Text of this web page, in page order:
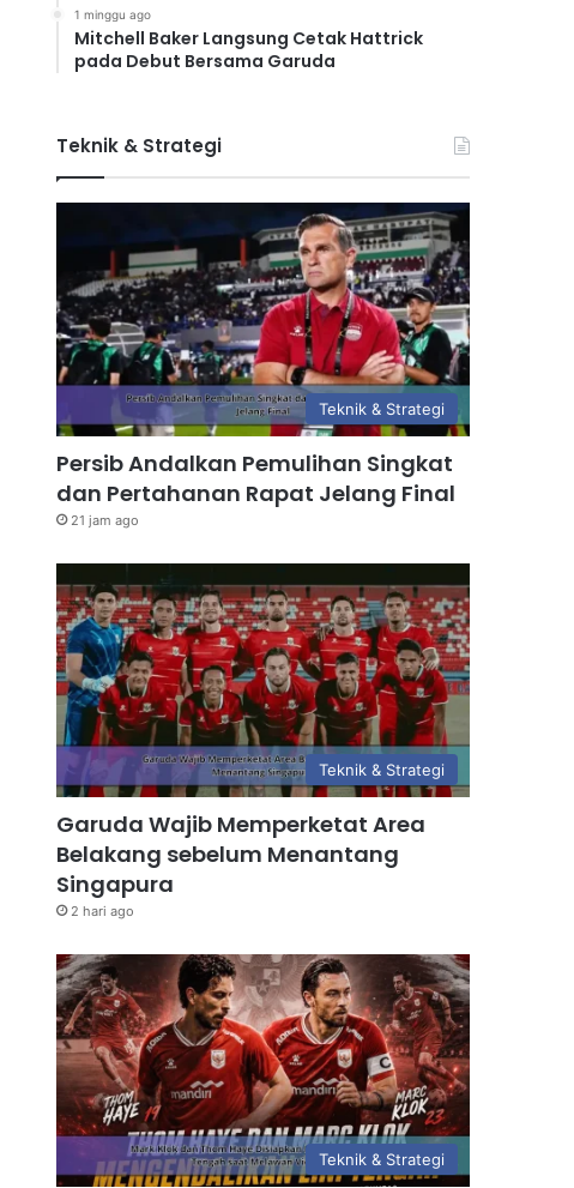
1 minggu ago
Mitchell Baker Langsung Cetak Hattrick
pada Debut Bersama Garuda
Teknik & Strategi
Teknik & Strategi
Persib Andalkan Pemulihan Singkat
dan Pertahanan Rapat Jelang Final
21 jam ago
Teknik & Strategi
Garuda Wajib Memperketat Area
Belakang sebelum Menantang
Singapura
2 hari ago
Teknik & Strategi